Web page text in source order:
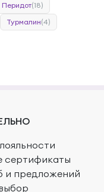
Перидот(18)
Турмалин(4)
сертификаты
и предложений